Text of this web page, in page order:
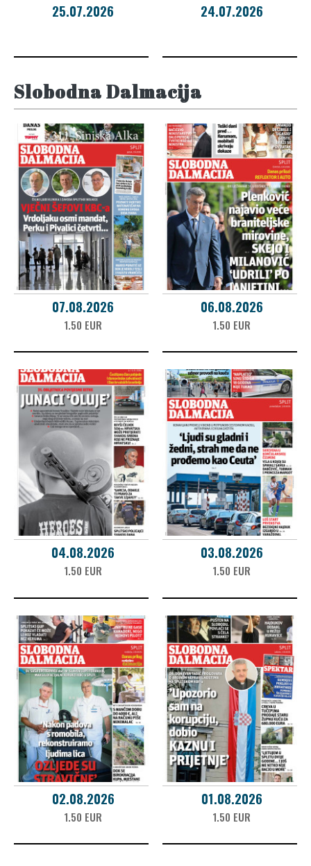
25.07.2026 24.07.2026
Slobodna Dalmacija
07.08.2026
1.50 EUR
06.08.2026
1.50 EUR
04.08.2026
1.50 EUR
03.08.2026
1.50 EUR
02.08.2026
1.50 EUR
01.08.2026
1.50 EUR